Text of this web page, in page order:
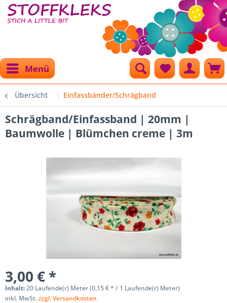
Menü
Übersicht Einfassbänder/Schrägband
Schrägband/Einfassband | 20mm |
Baumwolle | Blümchen creme | 3m
3,00 € *
Inhalt:20 Laufende(r) Meter (0,15 € * / 1 Laufende(r) Meter)
inkl. MwSt.zzgl. Versandkosten